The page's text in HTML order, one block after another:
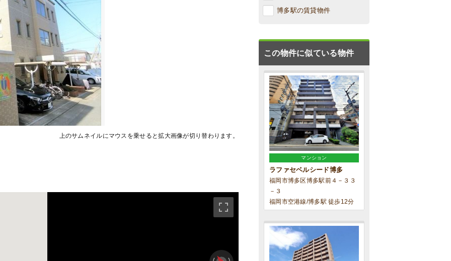
上のサムネイルにマウスを乗せると拡大画像が切り替わります。
博多駅の賃貸物件
この物件に似ている物件
マンション
ラファセベルシード博多
福岡市博多区博多駅前４－３３
－３
福岡市空港線/博多駅 徒歩12分